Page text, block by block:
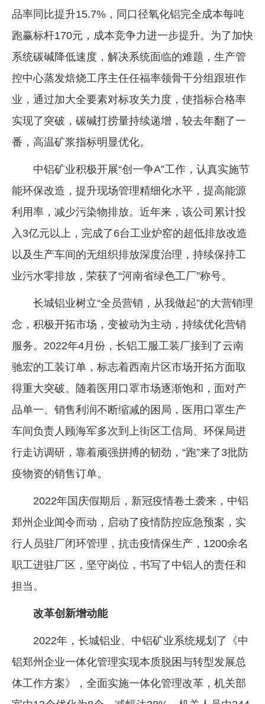
品率同比提升15.7%，同口径氧化铝完全成本每吨
跑赢标杆170元，成本竞争力进一步提升。为了加快
系统碳碱降低速度，解决系统面临的难题，生产管
控中心蒸发焙烧工序主任任福率领骨干分组跟班作
业，通过加大全要素对标攻关力度，使指标合格率
实现了突破，碳碱打捞量持续递增，较去年翻了一
番，高温矿浆指标明显优化。
中铝矿业积极开展“创一争A”工作，认真实施节
能环保改造，提升现场管理精细化水平，提高能源
利用率，减少污染物排放。近年来，该公司累计投
入3亿元以上，完成了6台工业炉窑的超低排放改造
以及生产车间的无组织排放深度治理，持续保持工
业污水零排放，荣获了“河南省绿色工厂”称号。
长城铝业树立“全员营销，从我做起”的大营销理
念，积极开拓市场，变被动为主动，持续优化营销
服务。2022年4月份，长铝工服工装厂接到了云南
驰宏的工装订单，标志着西南片区市场开拓方面取
得重大突破。随着医用口罩市场逐渐饱和，面对产
品单一、销售利润不断缩减的困局，医用口罩生产
车间负责人顾海军多次到上街区工信局、环保局进
行走访调研，靠着顽强拼搏的韧劲，“跑”来了3批防
疫物资的销售订单。
2022年国庆假期后，新冠疫情卷土袭来，中铝
郑州企业闻令而动，启动了疫情防控应急预案，实
行人员驻厂闭环管理，抗击疫情保生产，1200余名
职工进驻厂区，坚守岗位，书写了中铝人的责任和
担当。
改革创新增动能
2022年，长城铝业、中铝矿业系统规划了《中
铝郑州企业一体化管理实现本质脱困与转型发展总
体工作方案》，全面实施一体化管理改革，机关部